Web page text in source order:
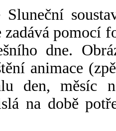
Sluneční
zadává pomocí
dne.
animace
den, měsíc
na době